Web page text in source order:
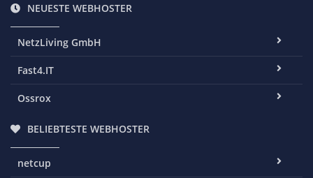
NEUESTE WEBHOSTER
NetzLiving GmbH
Fast4.IT
Ossrox
BELIEBTESTE WEBHOSTER
netcup